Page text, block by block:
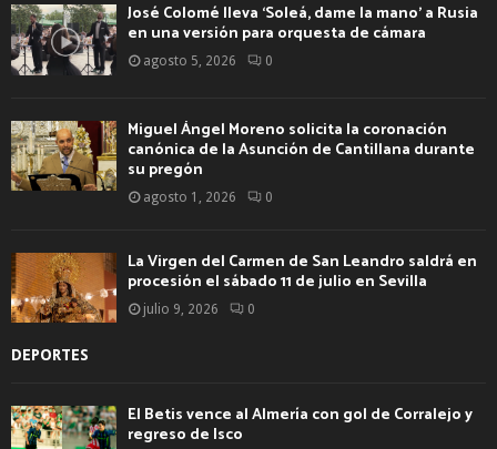
José Colomé lleva ‘Soleá, dame la mano’ a Rusia
en una versión para orquesta de cámara
agosto 5, 2026 0
Miguel Ángel Moreno solicita la coronación
canónica de la Asunción de Cantillana durante
su pregón
agosto 1, 2026 0
La Virgen del Carmen de San Leandro saldrá en
procesión el sábado 11 de julio en Sevilla
julio 9, 2026 0
DEPORTES
El Betis vence al Almería con gol de Corralejo y
regreso de Isco